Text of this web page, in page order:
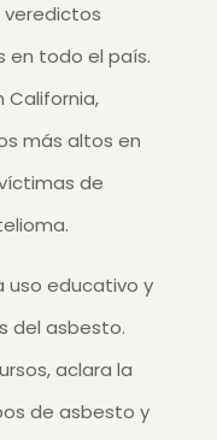
veredictos
en todo el país.
California,
más altos en
de
uso educativo y
del asbesto.
aclara la
de asbesto y